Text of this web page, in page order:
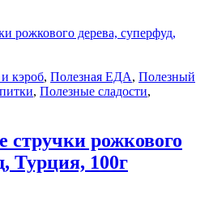
кэроб, Полезная ЕДА, Полезный
, Полезные сладости,
рожкового
Турция, 100г